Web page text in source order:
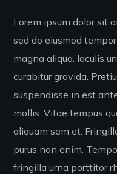
Lorem ipsum dolor sit
sed do eiusmod
magna aliqua. Iaculis
curabitur gravida.
suspendisse in est
mollis. Vitae tempus
aliquam sem et.
purus non enim.
fringilla urna porttitor